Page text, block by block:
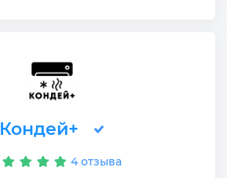
Кондей+
4 отзыва